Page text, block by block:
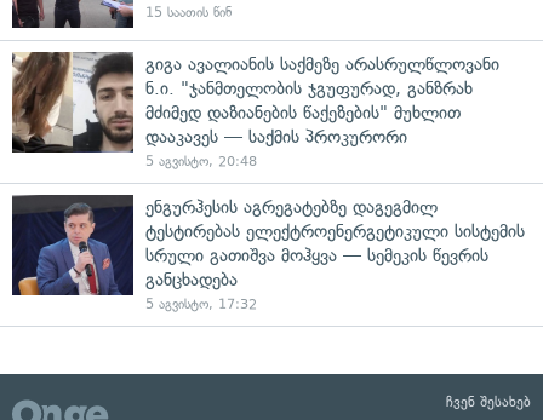
15 საათის წინ
გიგა ავალიანის საქმეზე არასრულწლოვანი
ნ.ი. "ჯანმთელობის ჯგუფურად, განზრახ
მძიმედ დაზიანების წაქეზების" მუხლით
დააკავეს — საქმის პროკურორი
5 აგვისტო, 20:48
ენგურჰესის აგრეგატებზე დაგეგმილ
ტესტირებას ელექტროენერგეტიკული სისტემის
სრული გათიშვა მოჰყვა — სემეკის წევრის
განცხადება
5 აგვისტო, 17:32
ჩვენ შესახებ